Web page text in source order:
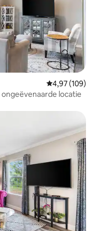
Gemiddelde
4,97 (109)
locatie